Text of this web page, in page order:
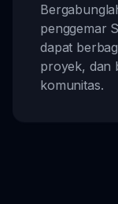
penggemar
dapat
proyek, dan
komunitas.